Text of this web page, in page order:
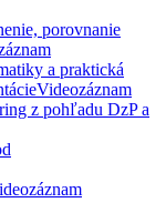
porovnanie
a praktická
Videozáznam
z pohľadu DzP a